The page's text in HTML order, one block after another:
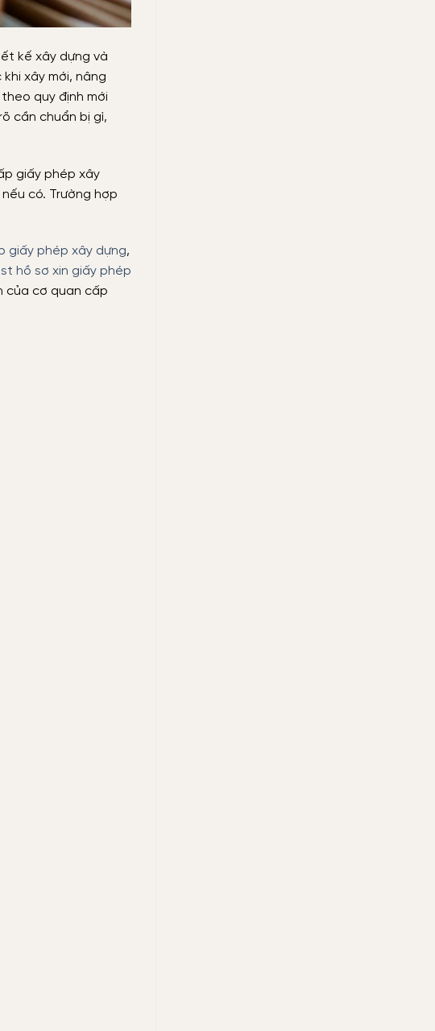
kế xây dựng và
xây mới, nâng
quy định mới
cần chuẩn bị gì,
giấy phép xây
có. Trường hợp
giấy phép xây dựng,
hồ sơ xin giấy phép
của cơ quan cấp